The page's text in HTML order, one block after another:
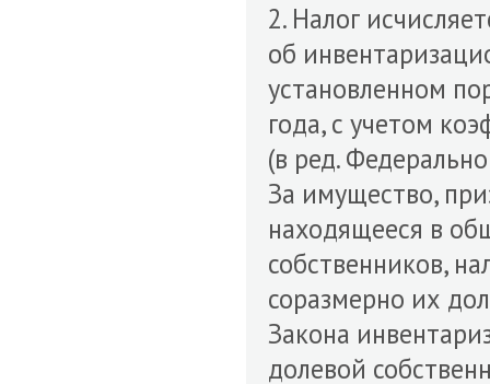
2. Налог
об
установленном
года, с учетом
(в ред.
За имущество,
находящееся в
собственников,
соразмерно их
Закона
долевой